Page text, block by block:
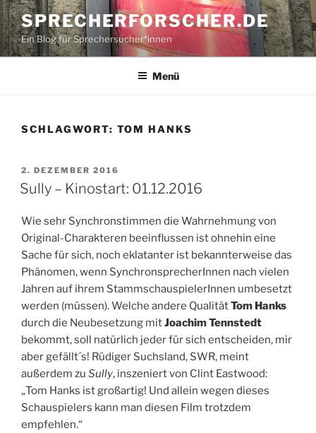
Zum
Inhalt
springen
SPRECHERFORSCHER.DE
Ein Blog für Sprechersucher*innen
Menü
SCHLAGWORT: TOM HANKS
VERÖFFENTLICHT
AM
2. DEZEMBER 2016
Sully – Kinostart: 01.12.2016
Wie sehr Synchronstimmen die Wahrnehmung von
Original-Charakteren beeinflussen ist ohnehin eine
Sache für sich, noch eklatanter ist bekannterweise das
Phänomen, wenn SynchronsprecherInnen nach vielen
Jahren auf ihrem StammschauspielerInnen umbesetzt
werden (müssen). Welche andere QualitätTom Hanks
durch die Neubesetzung mitJoachim Tennstedt
bekommt, soll natürlich jeder für sich entscheiden, mir
aber gefällt´s! Rüdiger Suchsland, SWR, meint
außerdem zu Sully, inszeniert von Clint Eastwood:
„Tom Hanks ist großartig! Und allein wegen dieses
Schauspielers kann man diesen Film trotzdem
empfehlen.“